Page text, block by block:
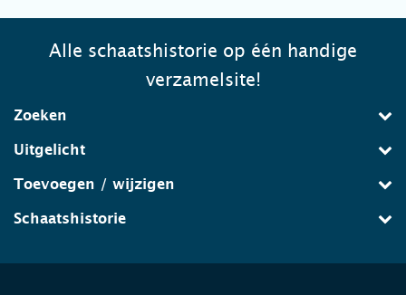
Alle schaatshistorie op één handige
verzamelsite!
Zoeken
Uitgelicht
Toevoegen / wijzigen
Schaatshistorie